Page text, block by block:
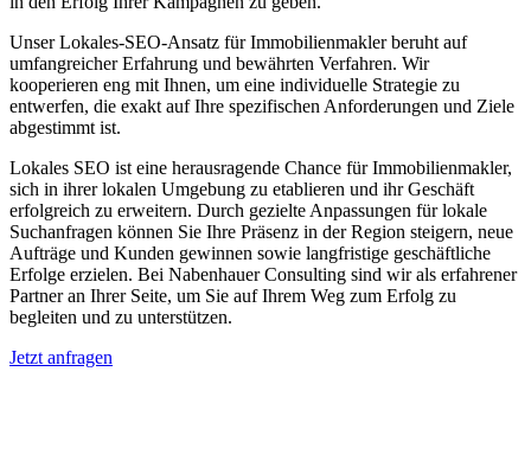
Unser Lokales-SEO-Ansatz für Immobilienmakler beruht auf
umfangreicher Erfahrung und bewährten Verfahren. Wir
kooperieren eng mit Ihnen, um eine individuelle Strategie zu
entwerfen, die exakt auf Ihre spezifischen Anforderungen und Ziele
abgestimmt ist.
Lokales SEO ist eine herausragende Chance für Immobilienmakler,
sich in ihrer lokalen Umgebung zu etablieren und ihr Geschäft
erfolgreich zu erweitern. Durch gezielte Anpassungen für lokale
Suchanfragen können Sie Ihre Präsenz in der Region steigern, neue
Aufträge und Kunden gewinnen sowie langfristige geschäftliche
Erfolge erzielen. Bei Nabenhauer Consulting sind wir als erfahrener
Partner an Ihrer Seite, um Sie auf Ihrem Weg zum Erfolg zu
begleiten und zu unterstützen.
Jetzt anfragen